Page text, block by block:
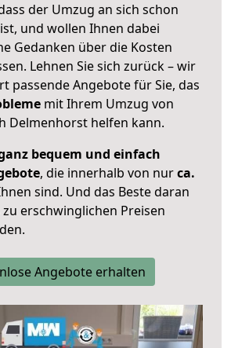
der Umzug an sich schon
und wollen Ihnen dabei
Gedanken über die Kosten
Lehnen Sie sich zurück – wir
passende Angebote für Sie, das
mit Ihrem Umzug von
Delmenhorst helfen kann.
bequem und einfach
, die innerhalb von nurca.
sind. Und das Beste daran
zu erschwinglichen Preisen
Angebote erhalten